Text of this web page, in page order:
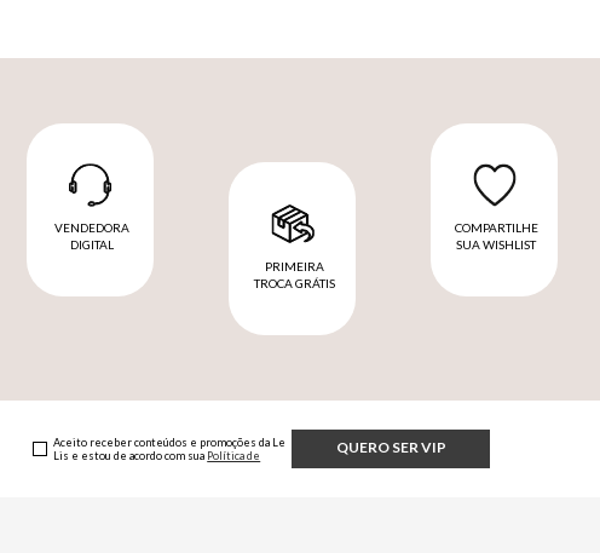
VENDEDORA
DIGITAL
PRIMEIRA
TROCA GRÁTIS
COMPARTILHE
SUA WISHLIST
QUERO SER VIP
Aceito receber conteúdos e promoções da Le
Lis e estou de acordo com sua Política de